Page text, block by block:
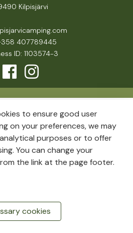
Kilpisjärvi
407789445
ID: 1103574-3
to ensure good user
on your preferences, we may
purposes or to offer
You can change your
the link at the page footer.
cookies